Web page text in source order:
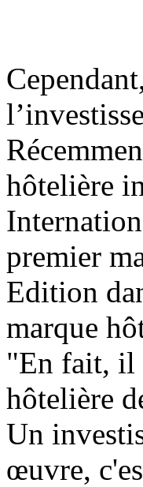
hôtelière
premier
Edition
marque
"En fait, il
hôtelière
Un
œuvre,